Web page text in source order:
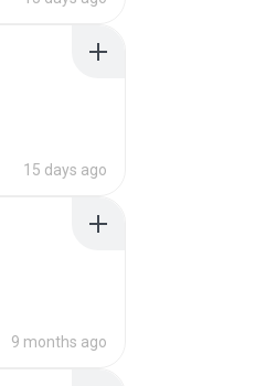
15 days ago
9 months ago